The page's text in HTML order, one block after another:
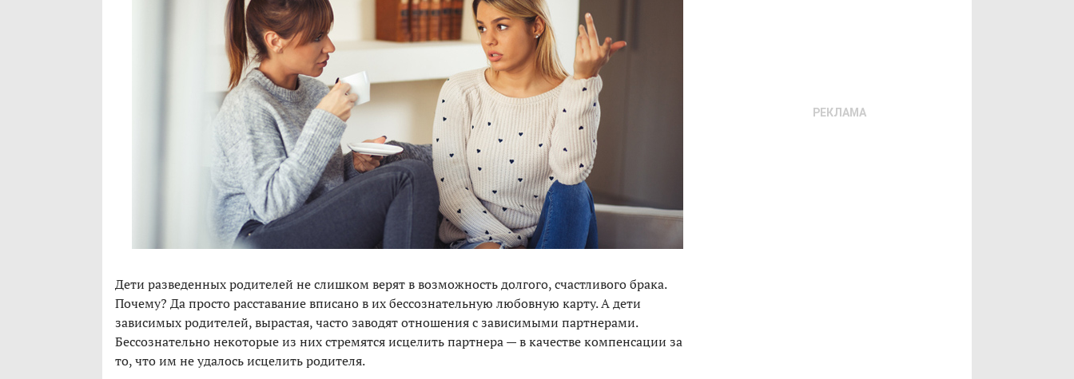
Дети разведенных родителей не слишком верят в возможность долгого, счастливого брака.
Почему? Да просто расставание вписано в их бессознательную любовную карту. А дети
зависимых родителей, вырастая, часто заводят отношения с зависимыми партнерами.
Бессознательно некоторые из них стремятся исцелить партнера — в качестве компенсации за
то, что им не удалось исцелить родителя.